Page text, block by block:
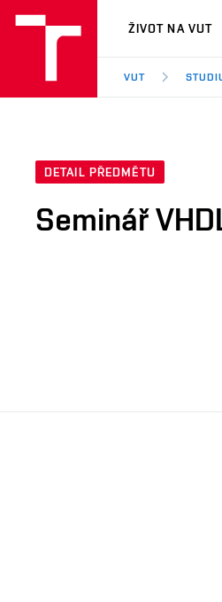
VUT
ŽIVOT NA VUT
VUT
DETAIL PŘEDMĚTU
Seminář